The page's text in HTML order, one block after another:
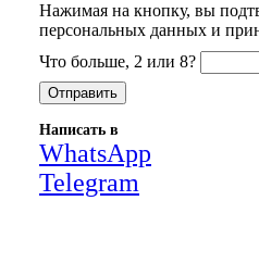
Нажимая на кнопку, вы
персональных данных и
Что больше, 2 или 8?
Написать в
WhatsApp
Telegram